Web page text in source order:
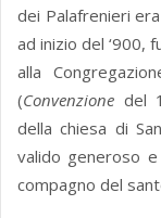
dei Palafrenieri
ad inizio del ‘900,
alla
(Convenzione del
della chiesa di
valido generoso
compagno del